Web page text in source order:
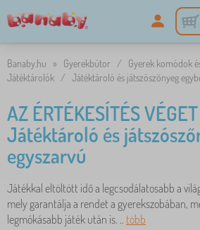
Banaby.hu » Gyerekbútor / Gyerek komódok
Játéktárolók / Játéktároló és játszószőnyeg
AZ ÉRTÉKESÍTÉS
Játéktároló és
egyszarvú
Játékkal eltöltött idő a legcsodálatosabb a
mely garantálja a rendet a gyerekszobában,
legmókásabb játék után is. .. több